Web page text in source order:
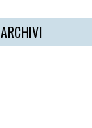
ARCHIVI